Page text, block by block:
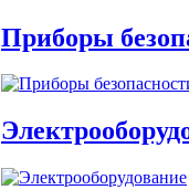
Приборы